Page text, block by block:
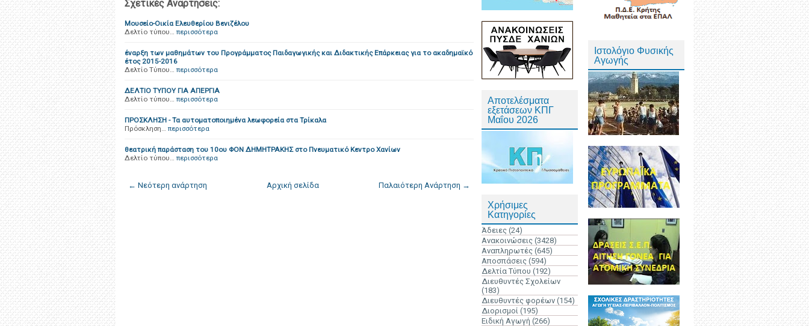
Σχετικές Αναρτήσεις:
Μουσείο-Οικία Ελευθερίου Βενιζέλου
Δελτίο τύπου… περισσότερα
έναρξη των μαθημάτων του Προγράμματος Παιδαγωγικής και Διδακτικής Επάρκειας για το ακαδημαϊκό
έτος 2015-2016
Δελτίο Τύπου… περισσότερα
ΔΕΛΤΙΟ ΤΥΠΟΥ ΓΙΑ ΑΠΕΡΓΙΑ
Δελτίο τύπου… περισσότερα
ΠΡΟΣΚΛΗΣΗ - Τα αυτοματοποιημένα λεωφορεία στα Τρίκαλα
Πρόσκληση… περισσότερα
θεατρική παράσταση του 10ου ΦΟΝ ΔΗΜΗΤΡΑΚΗΣ στο Πνευματικό Κεντρο Χανίων
Δελτίο τύπου… περισσότερα
← Νεότερη ανάρτηση Παλαιότερη Ανάρτηση →
Αρχική σελίδα
Αποτελέσματα
εξετάσεων ΚΠΓ
Μαΐου 2026
Χρήσιμες
Κατηγορίες
Άδειες (24)
Ανακοινώσεις (3428)
Αναπληρωτές (645)
Αποσπάσεις (594)
Δελτία Τύπου (192)
Διευθυντές Σχολείων
(183)
Διευθυντές φορέων (154)
Διορισμοί (195)
Ειδική Αγωγή (266)
Ιστολόγιο Φυσικής
Αγωγής